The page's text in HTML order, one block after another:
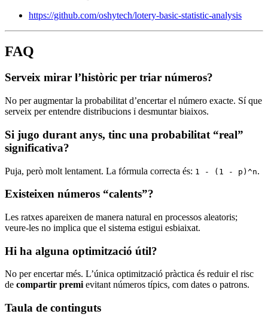
https://github.com/oshytech/lotery-basic-statistic-analysis
FAQ
Serveix mirar l’històric per triar números?
No per augmentar la probabilitat d’encertar el número exacte. Sí que
serveix per entendre distribucions i desmuntar biaixos.
Si jugo durant anys, tinc una probabilitat “real”
significativa?
Puja, però molt lentament. La fórmula correcta és: 1 - (1 - p)^n.
Existeixen números “calents”?
Les ratxes apareixen de manera natural en processos aleatoris;
veure-les no implica que el sistema estigui esbiaixat.
Hi ha alguna optimització útil?
No per encertar més. L’única optimització pràctica és reduir el risc
de compartir premievitant números típics, com dates o patrons.
Taula de continguts